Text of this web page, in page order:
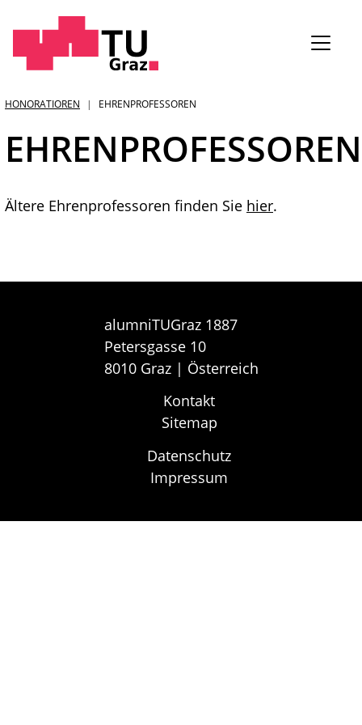
Sie
HONORATIOREN EHRENPROFESSOREN
EHRENPROFESSOREN
Ältere Ehrenprofessoren finden Sie hier.
alumniTUGraz 1887
Petersgasse 10
8010 Graz | Österreich
Kontakt
Sitemap
Datenschutz
Impressum